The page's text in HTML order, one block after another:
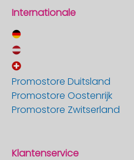
Internationale
Promostore Duitsland
Promostore Oostenrijk
Promostore Zwitserland
Klantenservice